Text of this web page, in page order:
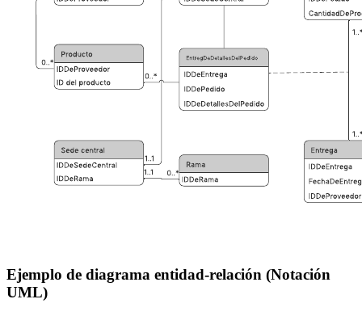
Ejemplo de diagrama entidad-relación (Notación
UML)